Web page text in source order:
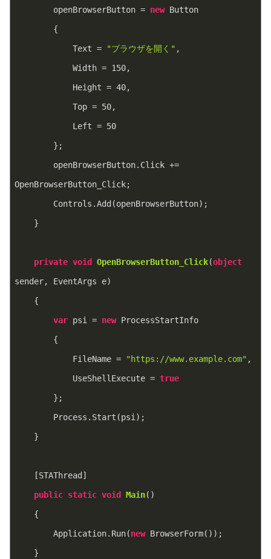
        openBrowserButton =
new Button
        {
            Text =
"ブラウザを開く" ,
            Width =
150,
            Height =
40,
            Top =
50,
            Left =
50
        };
OpenBrowserButton_Click;
        Controls.Add(openBrowserButton);
    }
private void OpenBrowserButton_Click(object
sender, EventArgs e)
    {
var psi = new ProcessStartInfo
        {
            FileName =
"https://www.example.com" ,
            UseShellExecute =
true
        };
        Process.Start(psi);
    }
    [STAThread]
public static void Main( )
    {
        Application.Run(
new BrowserForm());
    }